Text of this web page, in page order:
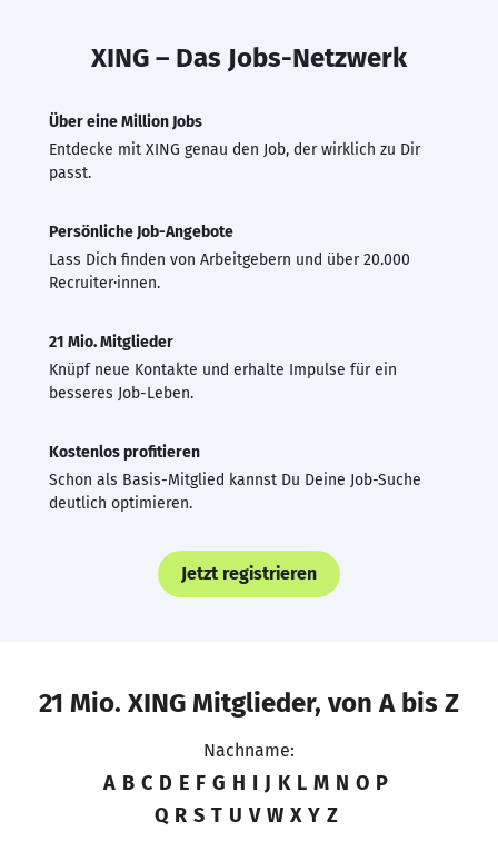
XING – Das Jobs-Netzwerk
Über eine Million Jobs
Entdecke mit XING genau den Job, der wirklich zu Dir
passt.
Persönliche Job-Angebote
Lass Dich finden von Arbeitgebern und über 20.000
Recruiter·innen.
21 Mio. Mitglieder
Knüpf neue Kontakte und erhalte Impulse für ein
besseres Job-Leben.
Kostenlos profitieren
Schon als Basis-Mitglied kannst Du Deine Job-Suche
deutlich optimieren.
Jetzt registrieren
21 Mio. XING Mitglieder, von A bis Z
Nachname:
A B C D E F G H I J K L M N O P
Q R S T U V W X Y Z